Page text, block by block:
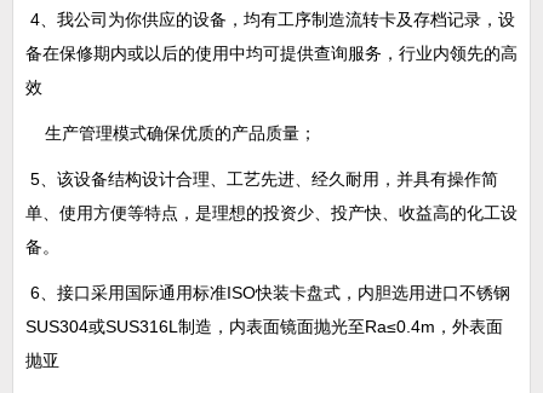
4
我公司为你供应的设备，均有工序制造流转卡及存档记录，设
备在保修期内或以后的使用中均可提供查询服务，行业内领先的高
效
生产管理模式确保优质的产品质量；
5 、该设备结构设计合理、工艺先进、经久耐用，并具有操作简
单、使用方便等特点，是理想的投资少、投产快、收益高的化工设
备。
6 、接口采用国际通用标准ISO快装卡盘式，内胆选用进口不锈钢
SUS304或SUS316L 制造，内表面镜面抛光至Ra≤0.4m，外表面
抛亚